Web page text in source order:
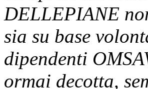
DELLEPIANE
sia su base
dipendenti
ormai decotta,